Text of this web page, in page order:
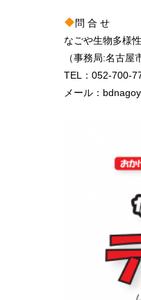
問 合 せ
なごや生物多様
（事務局:名古屋
TEL：052-
メール：